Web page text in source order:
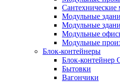
Сантехнические
Модульные
Модульные
Модульные
Модульные
Блок-контейнеры
Блок-контейнер
Бытовки
Вагончики